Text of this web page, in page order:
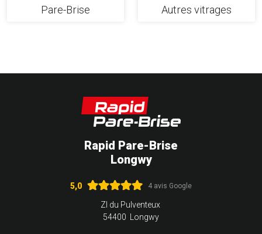
Pare-Brise Autres vitrages
Rapid Pare-Brise
Longwy
5,0 4 avis Google
ZI du Pulventeux
54400 Longwy